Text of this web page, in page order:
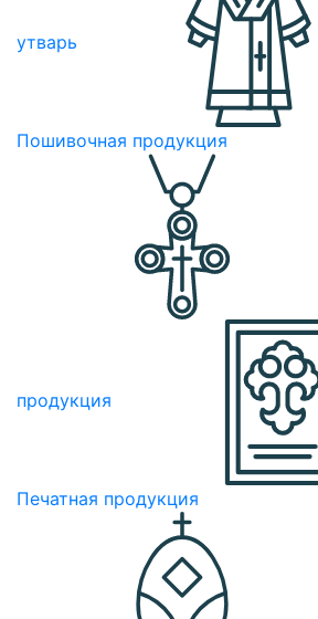
утварь
Пошивочная продукция
продукция
Печатная продукция